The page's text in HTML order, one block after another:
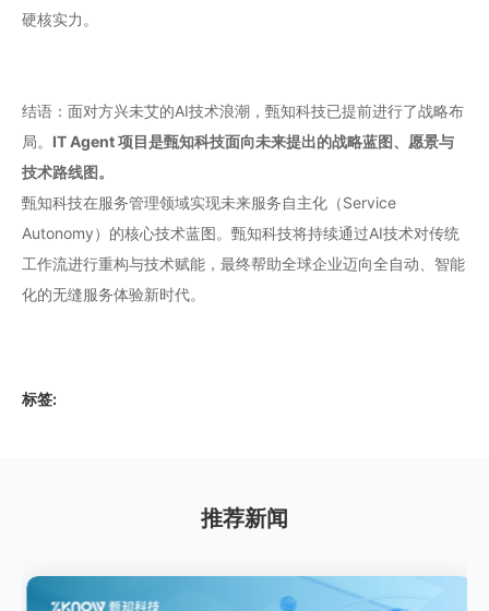
硬核实力。
结语：面对方兴未艾的AI技术浪潮，甄知科技已提前进行了战略布
局。 IT Agent 项目是甄知科技面向未来提出的战略蓝图、愿景与
技术路线图。
甄知科技在服务管理领域实现未来服务自主化（Service
Autonomy）的核心技术蓝图。甄知科技将持续通过AI技术对传统
工作流进行重构与技术赋能，最终帮助全球企业迈向全自动、智能
化的无缝服务体验新时代。
标签:
推荐新闻